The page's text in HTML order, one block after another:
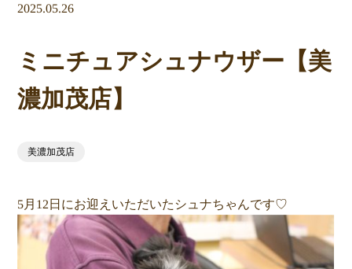
2025.05.26
ミニチュアシュナウザー【美
濃加茂店】
美濃加茂店
5月12日にお迎えいただいたシュナちゃんです♡